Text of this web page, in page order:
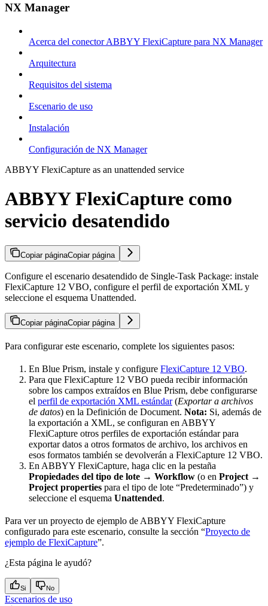
NX Manager
Acerca del conector ABBYY FlexiCapture para NX Manager
Arquitectura
Requisitos del sistema
Escenario de uso
Instalación
Configuración de NX Manager
ABBYY FlexiCapture as an unattended service
ABBYY FlexiCapture como
servicio desatendido
Copiar páginaCopiar página
Configure el escenario desatendido de Single-Task Package: instale
FlexiCapture 12 VBO, configure el perfil de exportación XML y
seleccione el esquema Unattended.
Copiar páginaCopiar página
Para configurar este escenario, complete los siguientes pasos:
En Blue Prism, instale y configure FlexiCapture 12 VBO.
Para que FlexiCapture 12 VBO pueda recibir información
sobre los campos extraídos en Blue Prism, debe configurarse
el perfil de exportación XML estándar(Exportar a archivos
de datos) en la Definición de Document. Nota: Si, además de
la exportación a XML, se configuran en ABBYY
FlexiCapture otros perfiles de exportación estándar para
exportar datos a otros formatos de archivo, los archivos en
esos formatos también se devolverán a FlexiCapture 12 VBO.
En ABBYY FlexiCapture, haga clic en la pestaña
Propiedades del tipo de lote → Workflow (o en Project →
Project properties para el tipo de lote “Predeterminado”) y
seleccione el esquema Unattended.
Para ver un proyecto de ejemplo de ABBYY FlexiCapture
configurado para este escenario, consulte la sección “Proyecto de
ejemplo de FlexiCapture”.
¿Esta página le ayudó?
Si No
Escenarios de uso